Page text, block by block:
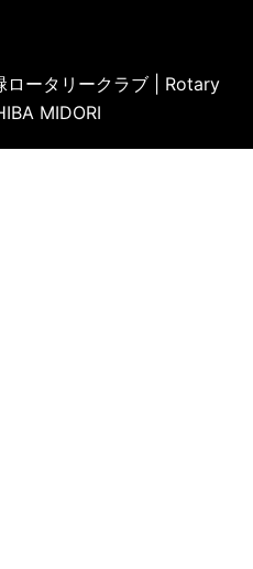
ータリークラブ | Rotary
MIDORI